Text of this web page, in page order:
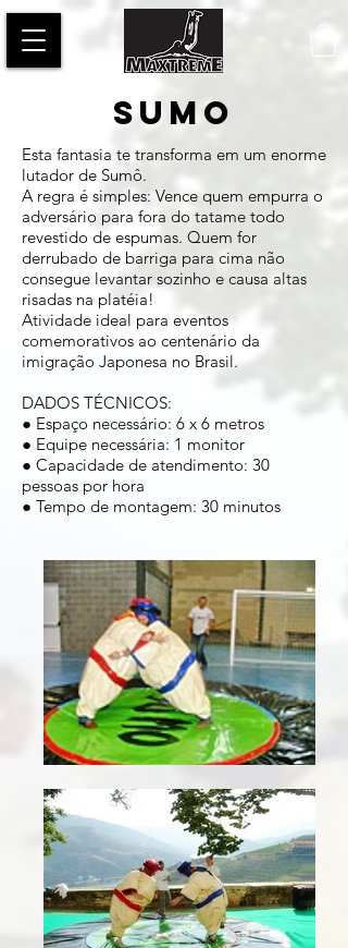
SUMO
Esta fantasia te transforma em um enorme
lutador de Sumô.
A regra é simples: Vence quem empurra o
adversário para fora do tatame todo
revestido de espumas. Quem for
derrubado de barriga para cima não
consegue levantar sozinho e causa altas
risadas na platéia!
Atividade ideal para eventos
comemorativos ao centenário da
imigração Japonesa no Brasil.
DADOS TÉCNICOS:
● Espaço necessário: 6 x 6 metros
● Equipe necessária: 1 monitor
● Capacidade de atendimento: 30
pessoas por hora
● Tempo de montagem: 30 minutos